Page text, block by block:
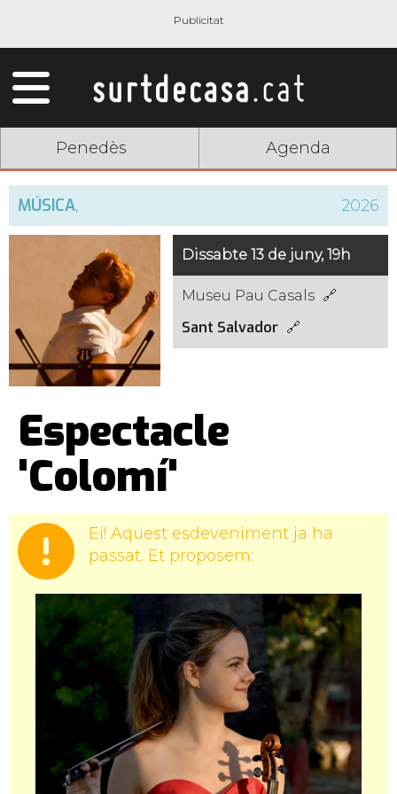
Penedès Agenda
MÚSICA,
Sant Salvador
Espectacle
'Colomí'
Ei! Aquest esdeveniment ja ha
passat. Et proposem: